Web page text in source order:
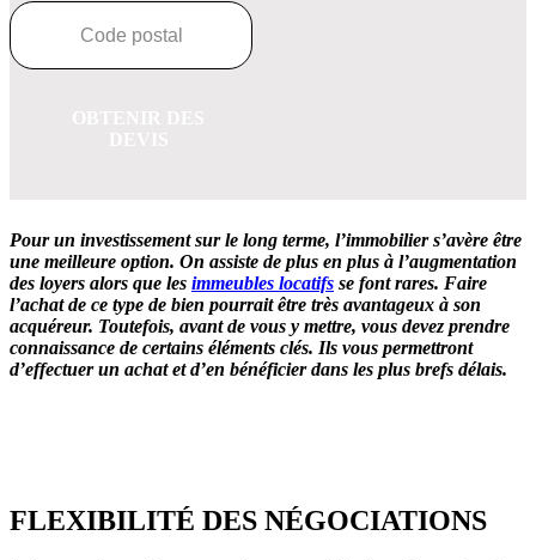
Pour un investissement sur le long terme, l’immobilier s’avère être
une meilleure option. On assiste de plus en plus à l’augmentation
des loyers alors que les immeubles locatifs se font rares. Faire
l’achat de ce type de bien pourrait être très avantageux à son
acquéreur. Toutefois, avant de vous y mettre, vous devez prendre
connaissance de certains éléments clés. Ils vous permettront
d’effectuer un achat et d’en bénéficier dans les plus brefs délais.
FLEXIBILITÉ DES NÉGOCIATIONS